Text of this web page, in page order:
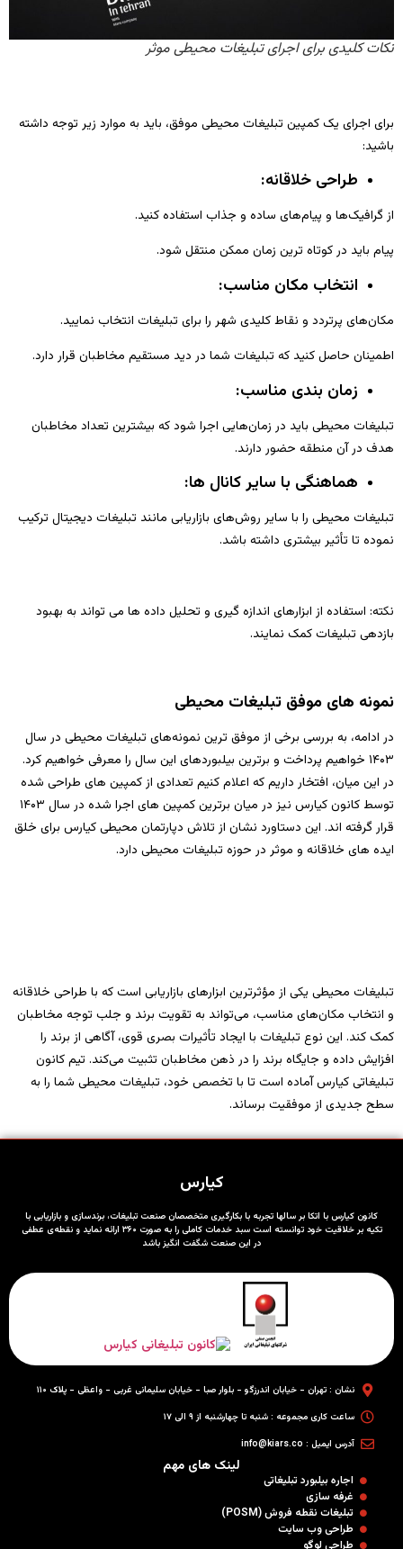
نکات کلیدی برای اجرای تبلیغات محیطی موثر
برای اجرای یک کمپین تبلیغات محیطی موفق، باید به موارد زیر توجه داشته
باشید:
طراحی خلاقانه:
از گرافیک‌ها و پیام‌های ساده و جذاب استفاده کنید.
پیام باید در کوتاه‌ ترین زمان ممکن منتقل شود.
انتخاب مکان مناسب:
مکان‌های پرتردد و نقاط کلیدی شهر را برای تبلیغات انتخاب نمایید.
اطمینان حاصل کنید که تبلیغات شما در دید مستقیم مخاطبان قرار دارد.
زمان‌ بندی مناسب:
تبلیغات محیطی باید در زمان‌هایی اجرا شود که بیشترین تعداد مخاطبان
هدف در آن منطقه حضور دارند.
هماهنگی با سایر کانال‌ ها:
تبلیغات محیطی را با سایر روش‌های بازاریابی مانند تبلیغات دیجیتال ترکیب
نموده تا تأثیر بیشتری داشته باشد.
نکته: استفاده از ابزارهای اندازه‌ گیری و تحلیل داده‌ ها می‌ تواند به بهبود
بازدهی تبلیغات کمک نمایند.
نمونه‌ های موفق تبلیغات محیطی
در ادامه، به بررسی برخی از موفق‌ ترین نمونه‌های تبلیغات محیطی در سال
۱۴۰۳ خواهیم پرداخت و برترین بیلبوردهای این سال را معرفی خواهیم کرد.
در این میان، افتخار داریم که اعلام کنیم تعدادی از کمپین‌ های طراحی شده
توسط کانون کیارس نیز در میان برترین کمپین‌ های اجرا شده در سال ۱۴۰۳
قرار گرفته‌ اند. این دستاورد نشان از تلاش دپارتمان محیطی کیارس برای خلق
ایده‌ های خلاقانه و موثر در حوزه تبلیغات محیطی دارد.
تبلیغات محیطی یکی از مؤثرترین ابزارهای بازاریابی است که با طراحی خلاقانه
و انتخاب مکان‌های مناسب، می‌تواند به تقویت برند و جلب توجه مخاطبان
کمک کند. این نوع تبلیغات با ایجاد تأثیرات بصری قوی، آگاهی از برند را
افزایش داده و جایگاه برند را در ذهن مخاطبان تثبیت می‌کند. تیم کانون
تبلیغاتی کیارس آماده است تا با تخصص خود، تبلیغات محیطی شما را به
سطح جدیدی از موفقیت برساند.
کیارس
کانون کیارس با اتکا بر سالها تجربه با بکارگیری متخصصان صنعت تبلیغات، برندسازی و بازاریابی با
تکیه بر خلاقیت خود توانسته است سبد خدمات کاملی را به صورت ۳۶۰ ارائه نماید و نقطه‌ی عطفی
در این صنعت شگفت انگیز باشد
نشان : تهران - خیابان اندرزگو - بلوار صبا - خیابان سلیمانی غربی - واعظی - پلاک ۱۱۰
ساعت کاری مجموعه : شنبه تا چهارشنبه از ۹ الی ۱۷
آدرس ایمیل : info@kiars.co
لینک های مهم
اجاره بیلبورد تبلیغاتی
غرفه سازی
تبلیغات نقطه فروش (POSM)
طراحی وب سایت
طراحی لوگو